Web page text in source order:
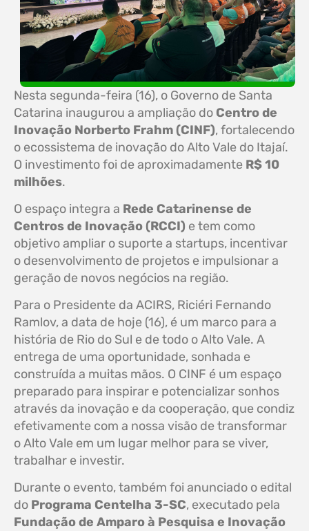
Nesta segunda-feira (16), o Governo de Santa
Catarina inaugurou a ampliação do Centro de
Inovação Norberto Frahm (CINF), fortalecendo
o ecossistema de inovação do Alto Vale do Itajaí.
O investimento foi de aproximadamente R$ 10
milhões.
O espaço integra a Rede Catarinense de
Centros de Inovação (RCCI) e tem como
objetivo ampliar o suporte a startups, incentivar
o desenvolvimento de projetos e impulsionar a
geração de novos negócios na região.
Para o Presidente da ACIRS, Riciéri Fernando
Ramlov, a data de hoje (16), é um marco para a
história de Rio do Sul e de todo o Alto Vale. A
entrega de uma oportunidade, sonhada e
construída a muitas mãos. O CINF é um espaço
preparado para inspirar e potencializar sonhos
através da inovação e da cooperação, que condiz
efetivamente com a nossa visão de transformar
o Alto Vale em um lugar melhor para se viver,
trabalhar e investir.
Durante o evento, também foi anunciado o edital
do Programa Centelha 3-SC, executado pela
Fundação de Amparo à Pesquisa e Inovação